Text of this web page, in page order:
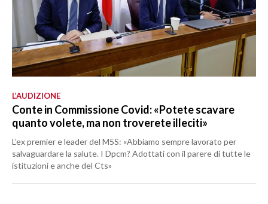
L’AUDIZIONE
Conte in Commissione Covid: «Potete scavare
quanto volete, ma non troverete illeciti»
L’ex premier e leader del M5S: «Abbiamo sempre lavorato per
salvaguardare la salute. I Dpcm? Adottati con il parere di tutte le
istituzioni e anche del Cts»